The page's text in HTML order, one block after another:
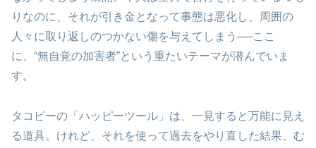
りなのに、それが引き金となって事態は悪化し、周囲の
人々に取り返しのつかない傷を与えてしまう──ここ
に、“無自覚の加害者”という重たいテーマが潜んでいま
す。
タコピーの「ハッピーツール」は、一見すると万能に見え
る道具。けれど、それを使って過去をやり直した結果、む